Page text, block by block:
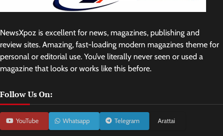
NewsXpoz is excellent for news, magazines, publishing and
review sites. Amazing, fast-loading modern magazines theme for
personal or editorial use. You’ve literally never seen or used a
magazine that looks or works like this before.
Follow Us On:
YouTube Whatsapp Telegram Arattai